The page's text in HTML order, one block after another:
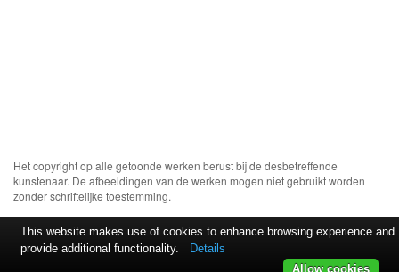
Het copyright op alle getoonde werken berust bij de desbetreffende
kunstenaar. De afbeeldingen van de werken mogen niet gebruikt worden
zonder schriftelijke toestemming.
This website makes use of cookies to enhance browsing experience and
provide additional functionality.
Details
Allow cookies